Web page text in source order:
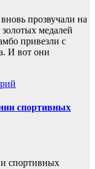
прозвучали на
медалей
привезли с
И вот они
спортивных
спортивных